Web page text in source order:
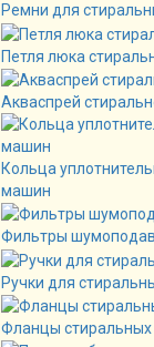
Ремни для
Петля люка
Акваспрей
Кольца
машин
Фильтры
Ручки для
Фланцы